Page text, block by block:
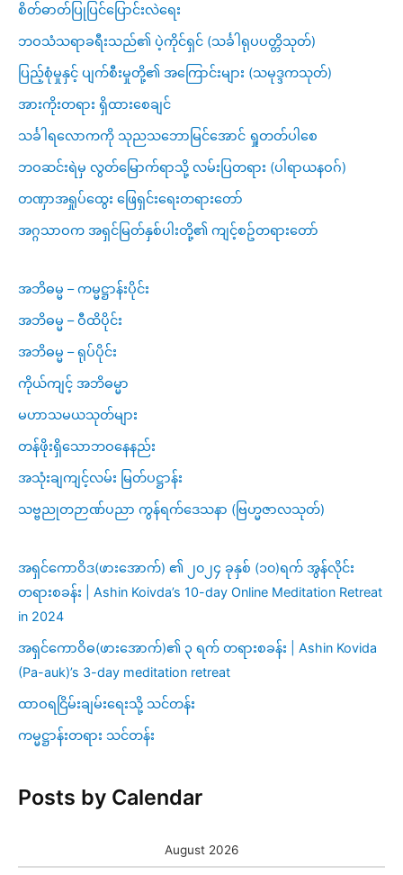
စိတ်ဓာတ်ပြုပြင်ပြောင်းလဲရေး
ဘဝသံသရာခရီးသည်၏ ပဲ့ကိုင်ရှင် (သင်္ခါရုပပတ္တိသုတ်)
ပြည့်စုံမှုနှင့် ပျက်စီးမှုတို့၏ အကြောင်းများ (သမုဒ္ဒကသုတ်)
အားကိုးတရား ရှိထားစေချင်
သင်္ခါရလောကကို သုညသဘောမြင်အောင် ရှုတတ်ပါစေ
ဘဝဆင်းရဲမှ လွတ်မြောက်ရာသို့ လမ်းပြတရား (ပါရာယနဝဂ်)
တဏှာအရှုပ်ထွေး ဖြေရှင်းရေးတရားတော်
အဂ္ဂသာဝက အရှင်မြတ်နှစ်ပါးတို့၏ ကျင့်စဥ်တရားတော်
အဘိဓမ္မ – ကမ္မဋ္ဌာန်းပိုင်း
အဘိဓမ္မ – ဝီထိပိုင်း
အဘိဓမ္မ – ရုပ်ပိုင်း
ကိုယ်ကျင့် အဘိဓမ္မာ
မဟာသမယသုတ်များ
တန်ဖိုးရှိသောဘဝနေနည်း
အသုံးချကျင့်လမ်း မြတ်ပဋ္ဌာန်း
သဗ္ဗညုတဉာဏ်ပညာ ကွန်ရက်ဒေသနာ (ဗြဟ္မဇာလသုတ်)
အရှင်ကောဝိဒ(ဖားအောက်) ၏ ၂၀၂၄ ခုနှစ် (၁၀)ရက် အွန်လိုင်း
တရားစခန်း | Ashin Koivda’s 10-day Online Meditation Retreat
in 2024
အရှင်ကောဝိဓ(ဖားအောက်)၏ ၃ ရက် တရားစခန်း | Ashin Kovida
(Pa-auk)’s 3-day meditation retreat
ထာဝရငြိမ်းချမ်းရေးသို့ သင်တန်း
ကမ္မဋ္ဌာန်းတရား သင်တန်း
Posts by Calendar
August 2026